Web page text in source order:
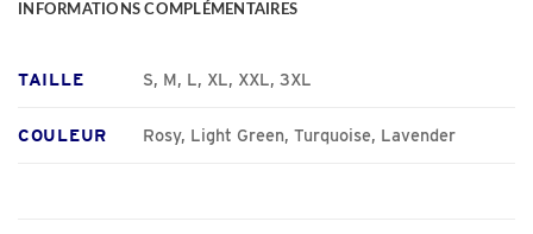
INFORMATIONS COMPLÉMENTAIRES
TAILLE S, M, L, XL, XXL, 3XL
COULEUR Rosy, Light Green, Turquoise, Lavender